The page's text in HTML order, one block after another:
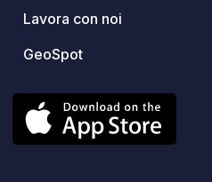
Lavora con noi
GeoSpot